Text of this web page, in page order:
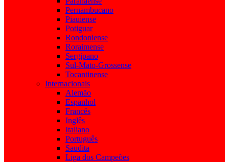
Pernambucano
Piauiense
Potiguar
Rondoniense
Roraimense
Sergipano
Sul-Mato-Grossense
Tocantinense
Internacionais
Alemão
Espanhol
Francês
Inglês
Italiano
Português
Saudita
Liga dos Campeões